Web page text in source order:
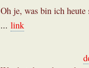
Oh je, was bin ich heute
... link